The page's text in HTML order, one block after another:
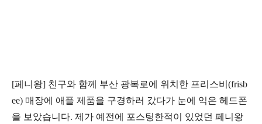
[페니왕] 친구와 함께 부산 광복로에 위치한 프리스비(frisb
ee) 매장에 애플 제품을 구경하러 갔다가 눈에 익은 헤드폰
을 보았습니다. 제가 예전에 포스팅한적이 있었던 페니왕